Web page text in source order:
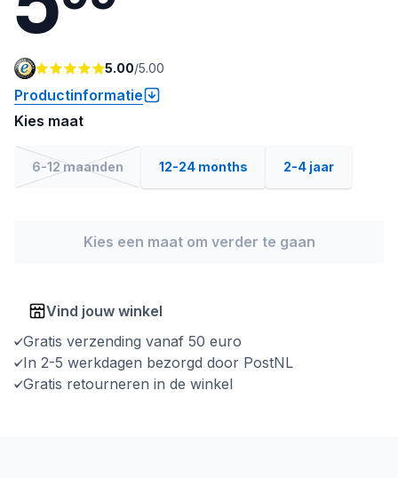
5.00/5.00
Productinformatie
Kies maat
6-12 maanden 12-24 months 2-4 jaar
Kies een maat om verder te gaan
Vind jouw winkel
Gratis verzending vanaf 50 euro
In 2-5 werkdagen bezorgd door PostNL
Gratis retourneren in de winkel